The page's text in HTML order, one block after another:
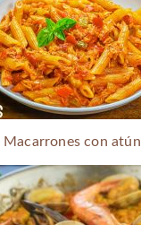
Macarrones con atún